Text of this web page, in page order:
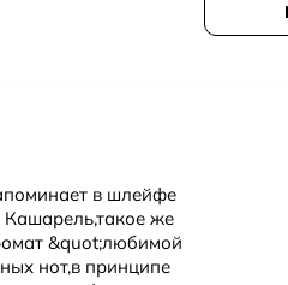
чтобы попробовать до
в шлейфе
же
&quot;любимой
нот,в принципе